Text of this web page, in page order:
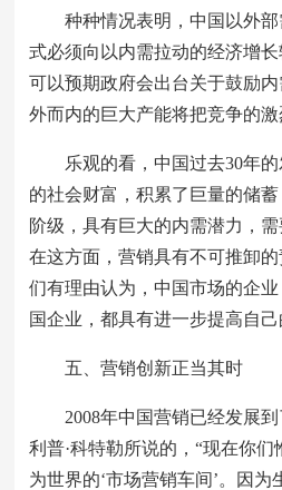
种种情况表明，中国以外部
式必须向以内需拉动的经济增长
可以预期政府会出台关于鼓励
外而内的巨大产能将把竞争的激
乐观的看，中国过去30年的
的社会财富，积累了巨量的储
阶级，具有巨大的内需潜力，
在这方面，营销具有不可推卸
们有理由认为，中国市场的企
国企业，都具有进一步提高自己
五、营销创新正当其时
2008年中国营销已经发展到
利普·科特勒所说的，“现在你
为世界的‘市场营销车间’。因